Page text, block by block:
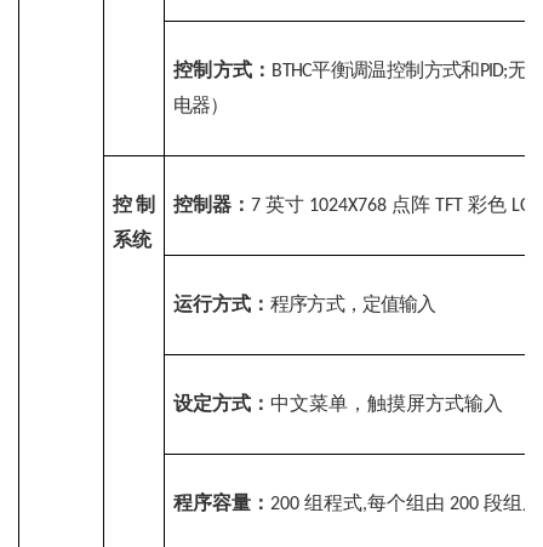
控制方式： BTHC平衡调温控制方式和PID;无
电器）
控制
系统
控制器：7 英寸 1024X768 点阵 TFT 彩色
运行方式：程序方式，定值输入
设定方式： 中文菜单，触摸屏方式输入
程序容量： 200 组程式,每个组由 200 段组成